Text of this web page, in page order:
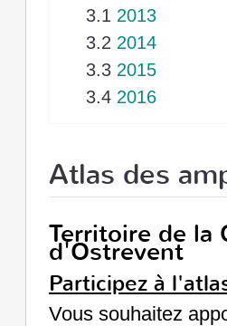
3.1 2013
3.2 2014
3.3 2015
3.4 2016
Atlas des
Territoire de la
d'Ostrevent
Participez à
Vous souhaitez